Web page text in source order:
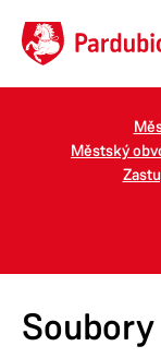
Městský